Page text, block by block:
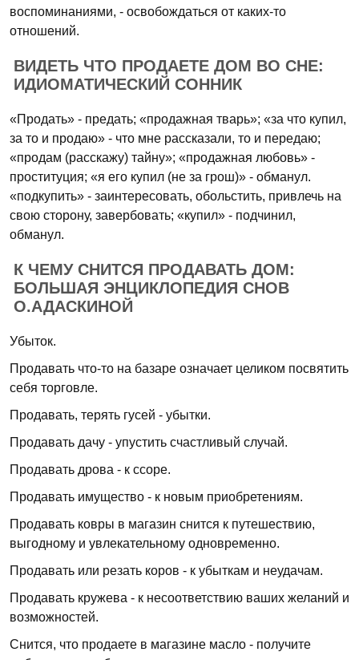
воспоминаниями, - освобождаться от каких-то
отношений.
ВИДЕТЬ ЧТО ПРОДАЕТЕ ДОМ ВО СНЕ:
ИДИОМАТИЧЕСКИЙ СОННИК
«Продать» - предать; «продажная тварь»; «за что купил,
за то и продаю» - что мне рассказали, то и передаю;
«продам (расскажу) тайну»; «продажная любовь» -
проституция; «я его купил (не за грош)» - обманул.
«подкупить» - заинтересовать, обольстить, привлечь на
свою сторону, завербовать; «купил» - подчинил,
обманул.
К ЧЕМУ СНИТСЯ ПРОДАВАТЬ ДОМ:
БОЛЬШАЯ ЭНЦИКЛОПЕДИЯ СНОВ
О.АДАСКИНОЙ
Убыток.
Продавать что-то на базаре означает целиком посвятить
себя торговле.
Продавать, терять гусей - убытки.
Продавать дачу - упустить счастливый случай.
Продавать дрова - к ссоре.
Продавать имущество - к новым приобретениям.
Продавать ковры в магазин снится к путешествию,
выгодному и увлекательному одновременно.
Продавать или резать коров - к убыткам и неудачам.
Продавать кружева - к несоответствию ваших желаний и
возможностей.
Снится, что продаете в магазине масло - получите